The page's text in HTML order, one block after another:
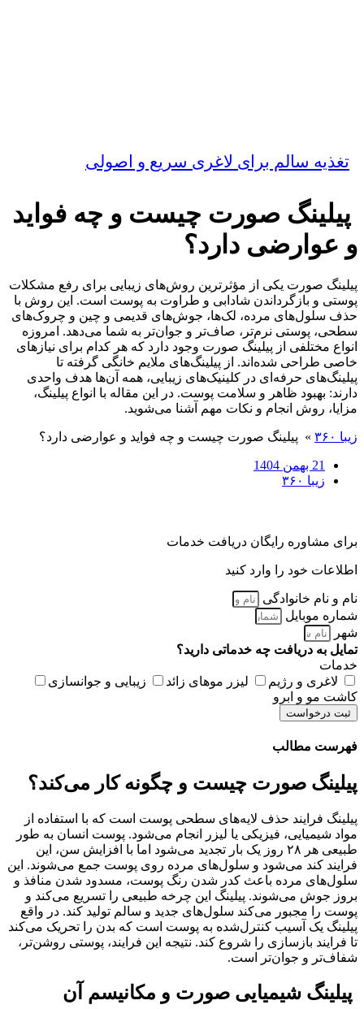
تغذیه سالم برای لاغری سریع و اصولی
پیلینگ صورت چیست و چه فواید
و عوارضی دارد؟
پیلینگ صورت یکی از مؤثرترین روش‌های زیبایی برای رفع مشکلات
پوستی و بازگرداندن شادابی و طراوت به پوست است. این روش با
حذف سلول‌های مرده، لک‌ها، جوش‌های قدیمی و چین و چروک‌های
سطحی، پوستی نرم‌تر، صاف‌تر و جوان‌تر به شما می‌دهد. امروزه
انواع مختلفی از پیلینگ صورت وجود دارد که هر کدام برای نیازهای
خاصی طراحی شده‌اند. از پیلینگ‌های ملایم خانگی گرفته تا
پیلینگ‌های حرفه‌ای در کلینیک‌های زیبایی، همه آن‌ها هدف واحدی
دارند: بهبود ظاهر و سلامت پوست. در این مقاله با انواع پیلینگ،
مزایا، روش انجام و نکات مهم آشنا می‌شوید.
زیبا ۳۶۰ » پیلینگ صورت چیست و چه فواید و عوارضی دارد؟
21 بهمن 1404
زیبا ۳۶۰
برای مشاوره رایگان دریافت خدمات
اطلاعات خود را وارد کنید
نام و نام خانوادگی
شماره موبایل
شهر
تمایل به دریافت چه خدماتی دارید؟
خدمات
لاغری و رژیم
لیزر موهای زائد
زیبایی و جوانسازی
کاشت مو و ابرو
ثبت درخواست
فهرست مطالب
پیلینگ صورت چیست و چگونه کار می‌کند؟
پیلینگ فرایند حذف لایه‌های سطحی پوست است که با استفاده از
مواد شیمیایی، فیزیکی یا لیزر انجام می‌شود. پوست انسان به طور
طبیعی هر ۲۸ روز یک بار تجدید می‌شود اما با افزایش سن، این
فرایند کند می‌شود و سلول‌های مرده روی پوست جمع می‌شوند. این
سلول‌های مرده باعث کدر شدن رنگ پوست، مسدود شدن منافذ و
بروز جوش می‌شوند. پیلینگ این چرخه طبیعی را تسریع می‌کند و
پوست را مجبور می‌کند سلول‌های جدید و سالم تولید کند. در واقع
پیلینگ یک آسیب کنترل‌شده به پوست است که بدن را تحریک می‌کند
تا فرایند بازسازی را شروع کند. نتیجه این فرایند، پوستی روشن‌تر،
شفاف‌تر و جوان‌تر است.
پیلینگ شیمیایی صورت و مکانیسم آن